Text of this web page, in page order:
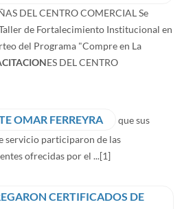
DEL CENTRO COMERCIAL Se
de Fortalecimiento Institucional en
del Programa "Compre en La
ES DEL CENTRO
OMAR FERREYRA
que sus
servicio participaron de las
ofrecidas por el ...[1]
CERTIFICADOS DE